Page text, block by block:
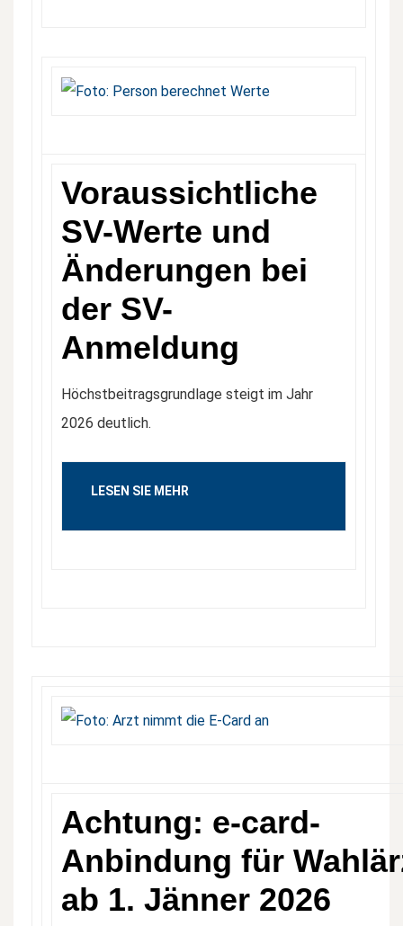
Voraussichtliche
SV-Werte und
Änderungen bei
der SV-
Anmeldung
Höchstbeitragsgrundlage steigt im Jahr
2026 deutlich.
LESEN SIE MEHR
Achtung: e-card-
Anbindung für
ab 1. Jänner 2026